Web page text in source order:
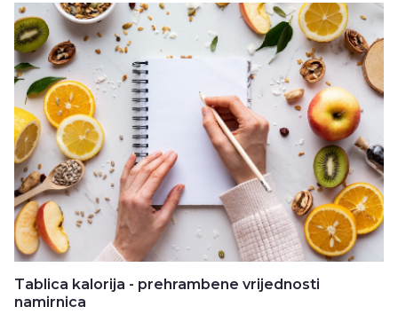
Tablica kalorija - prehrambene vrijednosti
namirnica